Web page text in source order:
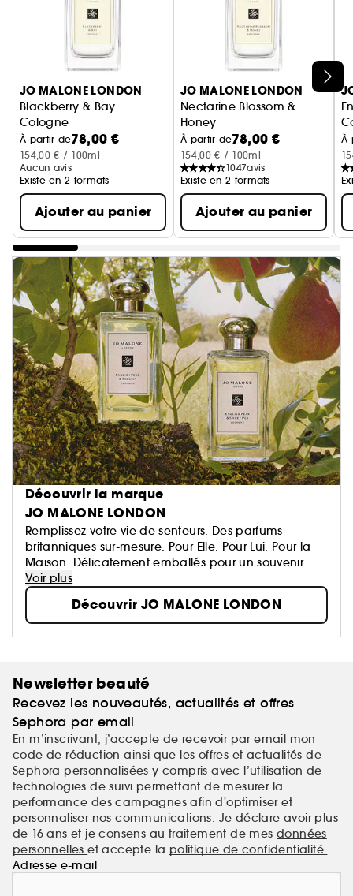
Ignorer le carrousel produits
JO MALONE LONDON
Blackberry & Bay
Cologne
À partir de78,00 €
154,00 € / 100ml
Aucun avis
Existe en 2 formats
Ajouter au panier
JO MALONE LONDON
Nectarine Blossom &
Honey
Cologne
À partir de78,00 €
154,00 € / 100ml
1047avis
Existe en 2 formats
Ajouter au panier
À
Découvrir la marque
JO MALONE LONDON
Remplissez votre vie de senteurs. Des parfums
britanniques sur-mesure. Pour Elle. Pour Lui. Pour la
Maison. Délicatement emballés pour un souvenir
inoubliable. Créez votre propre signature...
Voir plus
Découvrir JO MALONE LONDON
Newsletter beauté
Recevez les nouveautés, actualités et offres
Sephora par email
En m’inscrivant, j’accepte de recevoir par email mon
code de réduction ainsi que les offres et actualités de
Sephora personnalisées y compris avec l’utilisation de
technologies de suivi permettant de mesurer la
performance des campagnes afin d'optimiser et
personnaliser nos communications. Je déclare avoir plus
de 16 ans et je consens au traitement de mes données
personnelleset accepte la politique de confidentialité
Adresse e-mail